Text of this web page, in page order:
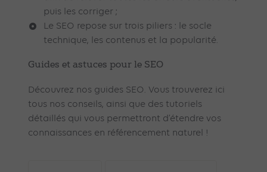
puis les corriger ;
Le SEO repose sur trois piliers : le socle
technique, les contenus et la popularité.
Guides et astuces pour le SEO
Découvrez nos guides SEO. Vous trouverez ici
tous nos conseils, ainsi que des tutoriels
détaillés qui vous permettront d’étendre vos
connaissances en référencement naturel !